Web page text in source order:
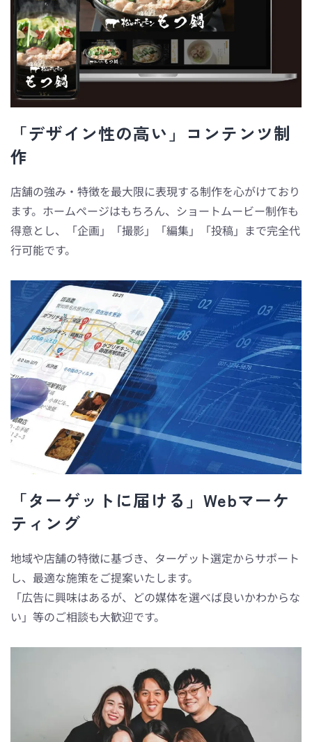
「デザイン性の高い」コンテンツ制
作
店舗の強み・特徴を最大限に表現する制作を心がけており
ます。ホームページはもちろん、ショートムービー制作も
得意とし、「企画」「撮影」「編集」「投稿」まで完全代
行可能です。
「ターゲットに届ける」Webマーケ
ティング
地域や店舗の特徴に基づき、ターゲット選定からサポート
し、最適な施策をご提案いたします。
「広告に興味はあるが、どの媒体を選べば良いかわからな
い」等のご相談も大歓迎です。